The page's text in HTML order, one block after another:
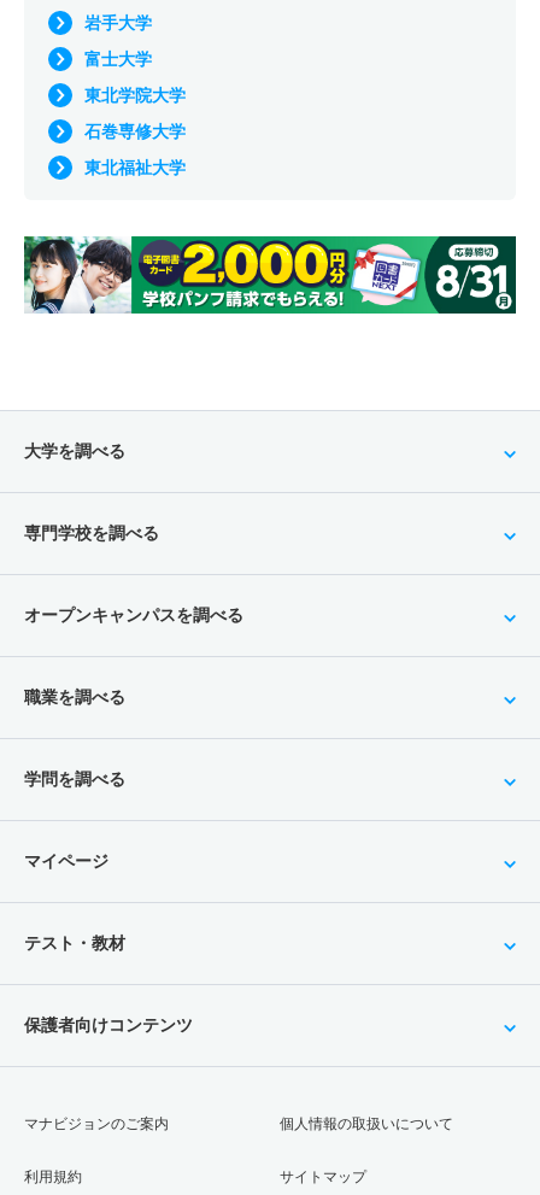
岩手大学
富士大学
東北学院大学
石巻専修大学
東北福祉大学
大学を調べる
専門学校を調べる
オープンキャンパスを調べる
職業を調べる
学問を調べる
マイページ
テスト・教材
保護者向けコンテンツ
マナビジョンのご案内
利用規約
個人情報の取扱いについて
サイトマップ